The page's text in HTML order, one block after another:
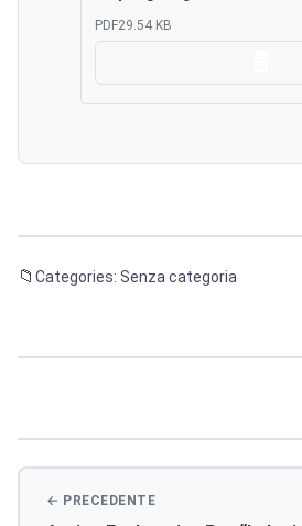
PDF29.54 KB
Categories: Senza categoria